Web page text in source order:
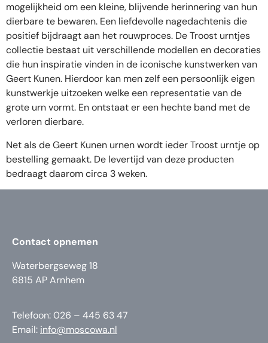
mogelijkheid om een kleine, blijvende herinnering van hun
dierbare te bewaren. Een liefdevolle nagedachtenis die
positief bijdraagt aan het rouwproces. De Troost urntjes
collectie bestaat uit verschillende modellen en decoraties
die hun inspiratie vinden in de iconische kunstwerken van
Geert Kunen. Hierdoor kan men zelf een persoonlijk eigen
kunstwerkje uitzoeken welke een representatie van de
grote urn vormt. En ontstaat er een hechte band met de
verloren dierbare.
Net als de Geert Kunen urnen wordt ieder Troost urntje op
bestelling gemaakt. De levertijd van deze producten
bedraagt daarom circa 3 weken.
Contact opnemen
Waterbergseweg 18
6815 AP Arnhem
Telefoon: 026 – 445 63 47
Email: info@moscowa.nl